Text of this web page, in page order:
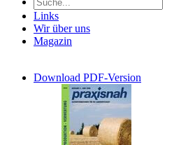
Links
Wir über uns
Magazin
Download PDF-Version